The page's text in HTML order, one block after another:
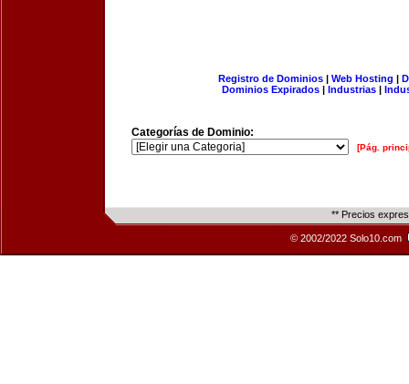
Registro de Dominios| Web Hosting |
Dominios Expirados | Industrias |
Categorías de Dominio:
[Pág.
** Precios
© 2002/2022 Solo10.com